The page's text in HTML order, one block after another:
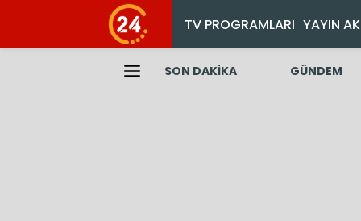
TV PROGRAMLARI YAYIN
SON DAKİKA GÜNDEM